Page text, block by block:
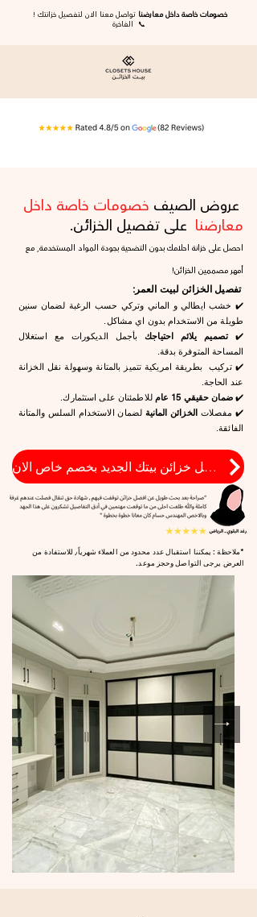
! خصومات خاصة داخل معارضنا تواصل معنا الان لتفصيل خزانتك
الفاخرة 📞
عروض الصيف خصومات خاصة داخل
معارضنا على تفصيل الخزائن.
احصل على خزانة احلامك بدون التضحية بجودة المواد المستخدمة٫ مع
أمهر مصممين الخزائن!
فصل خزائن بيتك الجديد بخصم خاص الان
تفصيل الخزائن لبيت العمر:
✔️ خشب ايطالي و الماني وتركي حسب الرغبة لضمان سنين
طويلة من الاستخدام بدون اي مشاكل.
✔️تصميم يلائم احتياجكبأجمل الديكورات مع استغلال
المساحة المتوفرة بدقة.
✔️ تركيب بطريقة امريكية تتميز بالمتانة وسهولة نقل الخزانة
عند الحاجة.
✔️ضمان حقيقي 15 عام
للاطمئنان على استثمارك.
✔️ مفصلات الخزائن المانية لضمان الاستخدام السلس والمتانة
الفائقة.
*ملاحظة : يمكننا استقبال عدد محدود من العملاء شهرياً٫ للاستفادة من
العرض يرجى التواصل وحجز موعد.